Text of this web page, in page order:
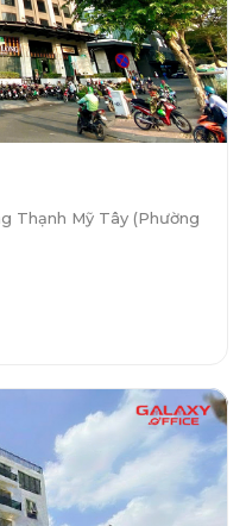
Thạnh Mỹ Tây (Phường